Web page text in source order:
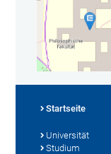
Startseite
Universität
Studium